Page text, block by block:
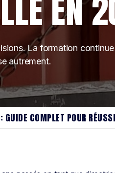
EN
La formation continue
autrement.
COMPLET POUR